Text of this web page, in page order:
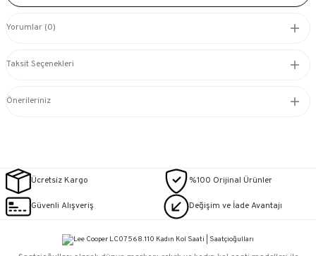
Yorumlar (0)
Taksit Seçenekleri
Önerileriniz
Ücretsiz Kargo %100 Orijinal Ürünler
Güvenli Alışveriş Değişim ve İade Avantajı